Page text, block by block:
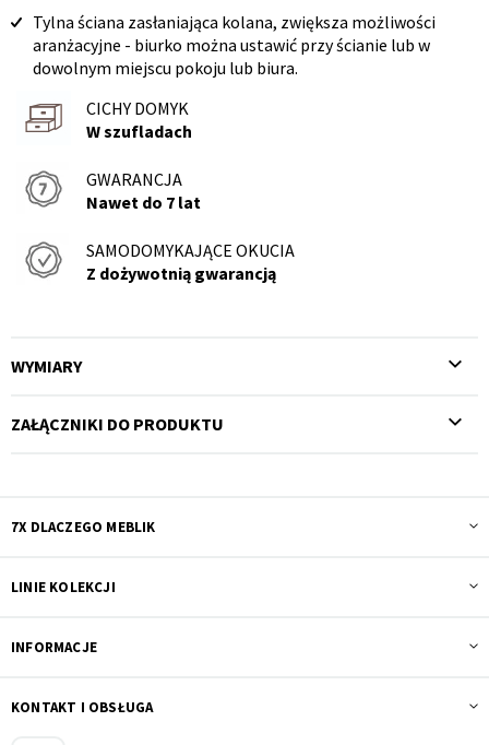
Tylna ściana zasłaniająca kolana, zwiększa możliwości
aranżacyjne - biurko można ustawić przy ścianie lub w
dowolnym miejscu pokoju lub biura.
CICHY DOMYK
W szufladach
GWARANCJA
Nawet do 7 lat
SAMODOMYKAJĄCE OKUCIA
Z dożywotnią gwarancją
WYMIARY
ZAŁĄCZNIKI DO PRODUKTU
7X DLACZEGO MEBLIK
LINIE KOLEKCJI
INFORMACJE
KONTAKT I OBSŁUGA